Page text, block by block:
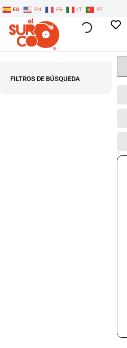
ES EN FR IT PT
FILTROS DE BÚSQUEDA